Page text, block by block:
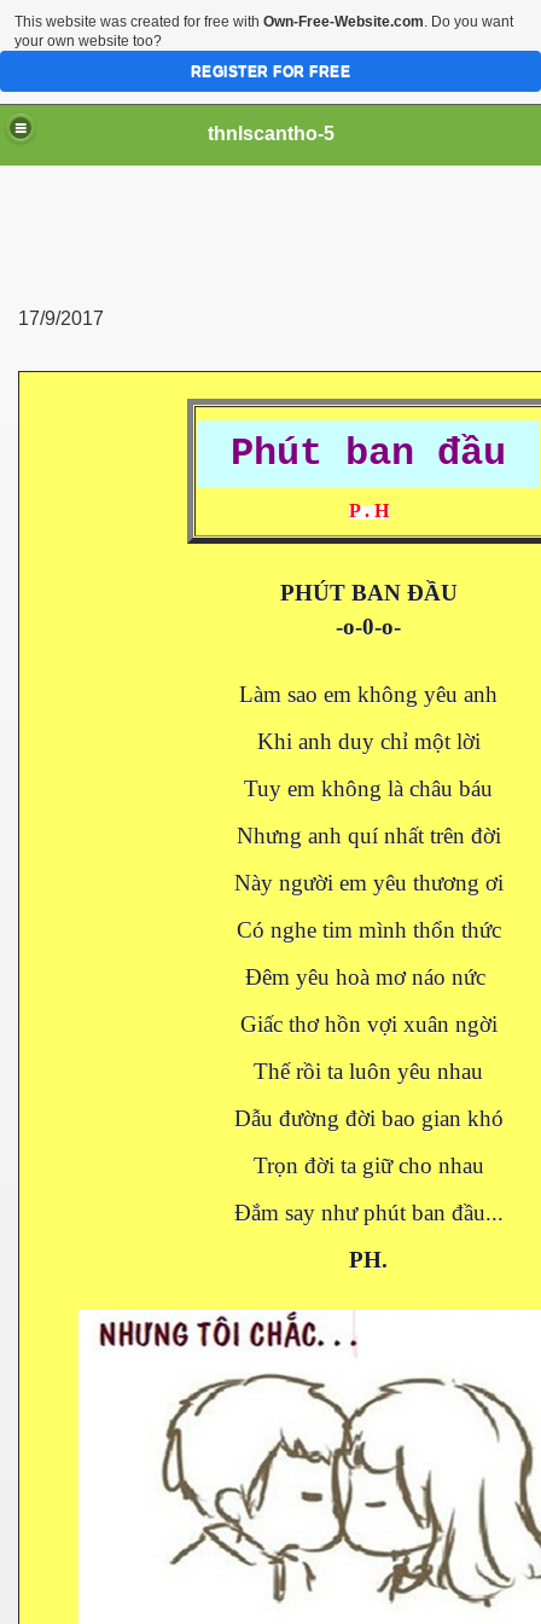
thnlscantho-5
17/9/2017
Phút ban đầu
P . H
PHÚT BAN ĐẦU
-o-0-o-
Làm sao em không yêu anh
Khi anh duy chỉ một lời
Tuy em không là châu báu
Nhưng anh quí nhất trên đời
Này người em yêu thương ơi
Có nghe tim mình thổn thức
Đêm yêu hoà mơ náo nức
Giấc thơ hồn vợi xuân ngời
Thế rồi ta luôn yêu nhau
Dẫu đường đời bao gian khó
Trọn đời ta giữ cho nhau
Đắm say như phút ban đầu...
PH.
This website was created for free with Own-Free-Website.com. Do you want
your own website too?
REGISTER FOR FREE